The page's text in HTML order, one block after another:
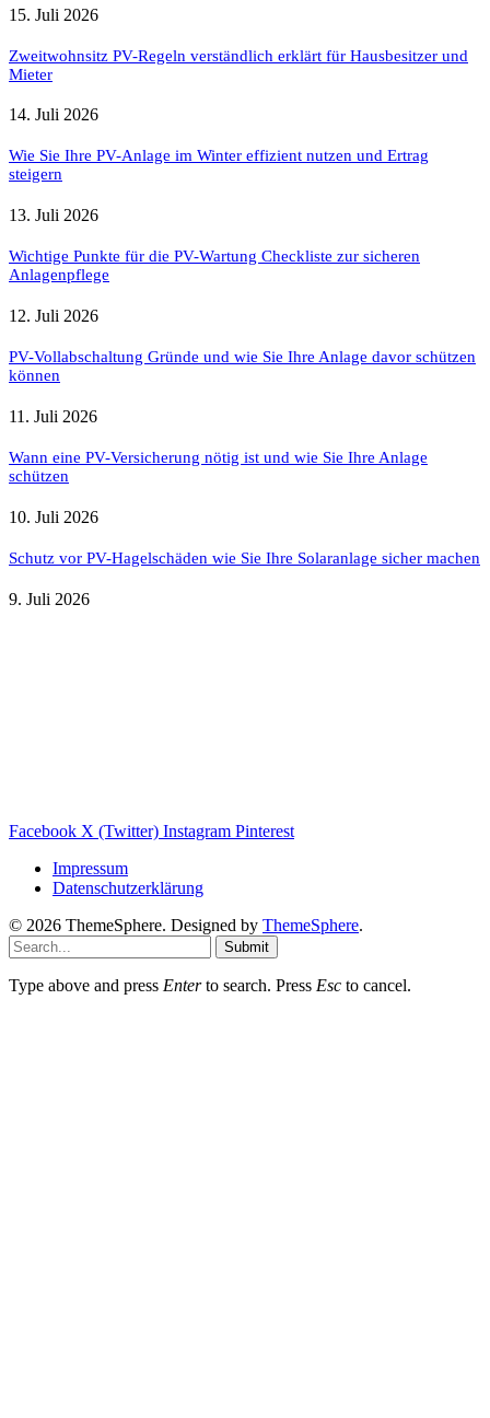
15. Juli 2026
Zweitwohnsitz PV-Regeln verständlich erklärt für Hausbesitzer und
Mieter
14. Juli 2026
Wie Sie Ihre PV-Anlage im Winter effizient nutzen und Ertrag
steigern
13. Juli 2026
Wichtige Punkte für die PV-Wartung Checkliste zur sicheren
Anlagenpflege
12. Juli 2026
PV-Vollabschaltung Gründe und wie Sie Ihre Anlage davor schützen
können
11. Juli 2026
Wann eine PV-Versicherung nötig ist und wie Sie Ihre Anlage
schützen
10. Juli 2026
Schutz vor PV-Hagelschäden wie Sie Ihre Solaranlage sicher machen
9. Juli 2026
Facebook X (Twitter) Instagram Pinterest
Impressum
Datenschutzerklärung
© 2026 ThemeSphere. Designed by ThemeSphere.
Submit
Type above and press Enterto search. Press Esc to cancel.